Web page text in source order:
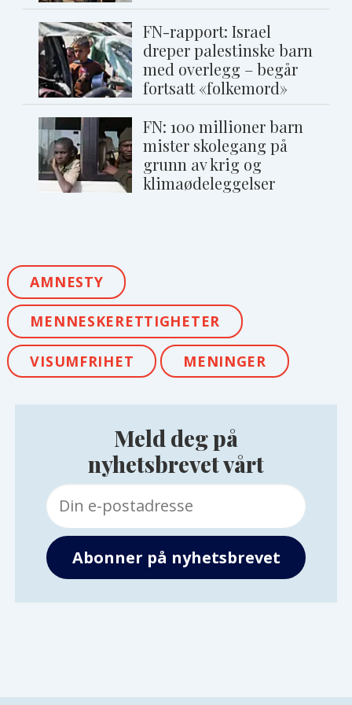
FN-rapport: Israel
dreper palestinske barn
med overlegg – begår
fortsatt «folkemord»
FN: 100 millioner barn
mister skolegang på
grunn av krig og
klimaødeleggelser
AMNESTY
MENNESKERETTIGHETER
VISUMFRIHET MENINGER
Meld deg på
nyhetsbrevet vårt